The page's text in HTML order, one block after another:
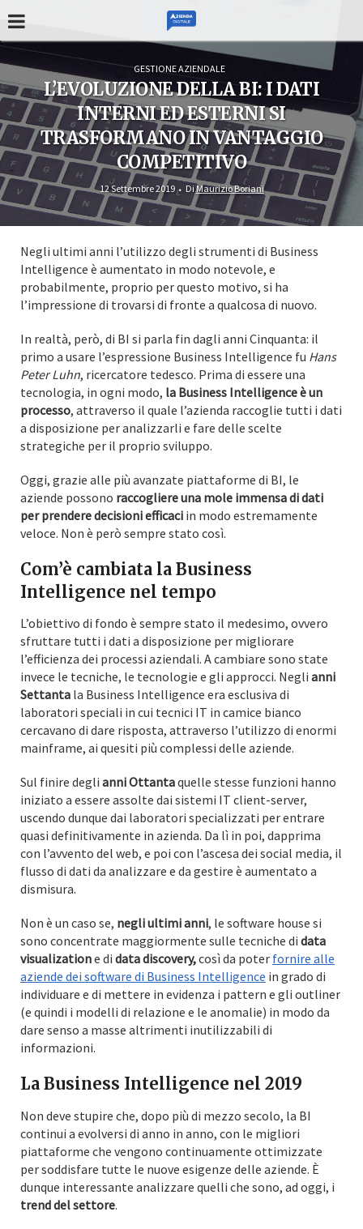
GESTIONE AZIENDALE
L’EVOLUZIONE DELLA BI: I DATI
INTERNI ED ESTERNI SI
TRASFORMANO IN VANTAGGIO
COMPETITIVO
12 Settembre 2019 DiMaurizio Boriani
Negli ultimi anni l’utilizzo degli strumenti di Business
Intelligence è aumentato in modo notevole, e
probabilmente, proprio per questo motivo, si ha
l’impressione di trovarsi di fronte a qualcosa di nuovo.
In realtà, però, di BI si parla fin dagli anni Cinquanta: il
primo a usare l’espressione Business Intelligence fu Hans
Peter Luhn, ricercatore tedesco. Prima di essere una
tecnologia, in ogni modo, la Business Intelligence è un
processo, attraverso il quale l’azienda raccoglie tutti i dati
a disposizione per analizzarli e fare delle scelte
strategiche per il proprio sviluppo.
Oggi, grazie alle più avanzate piattaforme di BI, le
aziende possono raccogliere una mole immensa di dati
per prendere decisioni efficaci in modo estremamente
veloce. Non è però sempre stato così.
Com’è cambiata la Business
Intelligence nel tempo
L’obiettivo di fondo è sempre stato il medesimo, ovvero
sfruttare tutti i dati a disposizione per migliorare
l’efficienza dei processi aziendali. A cambiare sono state
invece le tecniche, le tecnologie e gli approcci. Negli anni
Settanta la Business Intelligence era esclusiva di
laboratori speciali in cui tecnici IT in camice bianco
cercavano di dare risposta, attraverso l’utilizzo di enormi
mainframe, ai quesiti più complessi delle aziende.
Sul finire degli anni Ottantaquelle stesse funzioni hanno
iniziato a essere assolte dai sistemi IT client-server,
uscendo dunque dai laboratori specializzati per entrare
quasi definitivamente in azienda. Da lì in poi, dapprima
con l’avvento del web, e poi con l’ascesa dei social media, il
flusso di dati da analizzare e da gestire è aumentato a
dismisura.
Non è un caso se, negli ultimi anni, le software house si
sono concentrate maggiormente sulle tecniche di data
visualizatione di data discovery,così da poter fornire alle
aziende dei software di Business Intelligence in grado di
individuare e di mettere in evidenza i pattern e gli outliner
(e quindi i modelli di relazione e le anomalie) in modo da
dare senso a masse altrimenti inutilizzabili di
informazioni.
La Business Intelligence nel 2019
Non deve stupire che, dopo più di mezzo secolo, la BI
continui a evolversi di anno in anno, con le migliori
piattaforme che vengono continuamente ottimizzate
per soddisfare tutte le nuove esigenze delle aziende. È
dunque interessante analizzare quelli che sono, ad oggi, i
trend del settore.